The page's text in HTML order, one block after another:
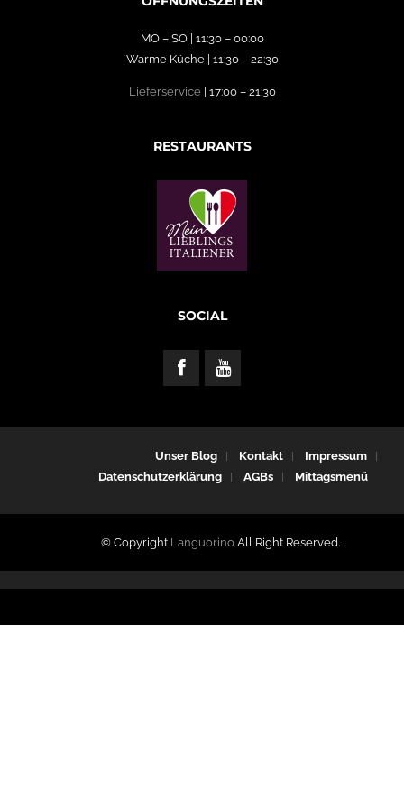
MO – SO | 11:30 – 00:00
Warme Küche | 11:30 – 22:30
Lieferservice| 17:00 – 21:30
RESTAURANTS
SOCIAL
Unser Blog Kontakt
Impressum
Datenschutzerklärung
AGBs Mittagsmenü
© Copyright LanguorinoAll Right Reserved.